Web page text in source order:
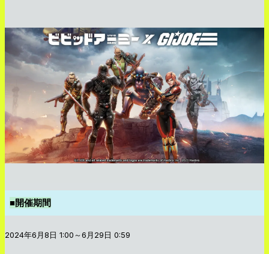
■開催期間
2024年6月8日 1:00～6月29日 0:59